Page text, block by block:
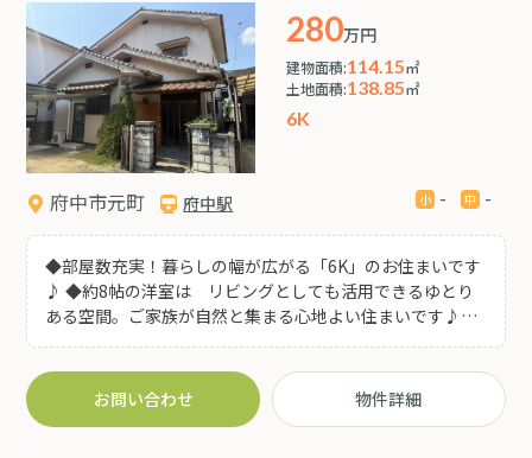
280万円
建物面積:114.15㎡
土地面積:138.85㎡
6K
府中市元町 府中駅 - -
◆部屋数充実！暮らしの幅が広がる「6K」のお住まいです
♪ ◆約8帖の洋室は リビングとしても活用できるゆとり
ある空間。ご家族が自然と集まる心地よい住まいです♪
◆1階・2階に和室を備え、客間やお子様の遊び場、くつろ
ぎスペースなど多目的に活用できます♪ ◆バルコニー付き
で お洗濯やお布団干しにも便利です♪ ◆静かで落ち着い
た住環境！ゆったりとした暮らしを叶える府中市元町の邸
お問い合わせ 物件詳細